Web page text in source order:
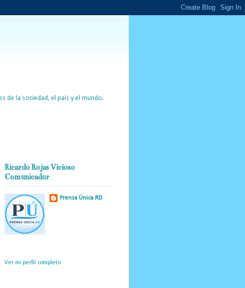
de la sociedad, el país y el mundo.
Ricardo Rojas Vicioso
Comunicador
Prensa Única RD
Ver mi perfil completo